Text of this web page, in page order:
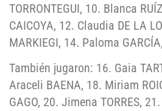
TORRONTEGUI, 10. Blanca
CAICOYA, 12. Claudia DE LA
MARKIEGI, 14. Paloma
También jugaron: 16. Gaia
Araceli BAENA, 18. Miriam
GAGO, 20. Jimena TORRES,